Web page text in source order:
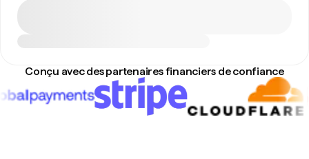
Conçu avec des partenaires financiers de confiance